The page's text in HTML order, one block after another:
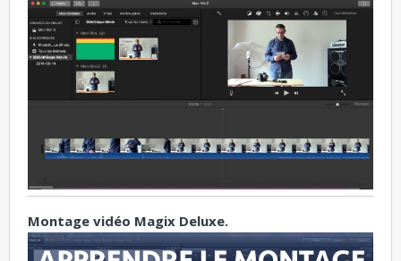
Montage vidéo Magix Deluxe.